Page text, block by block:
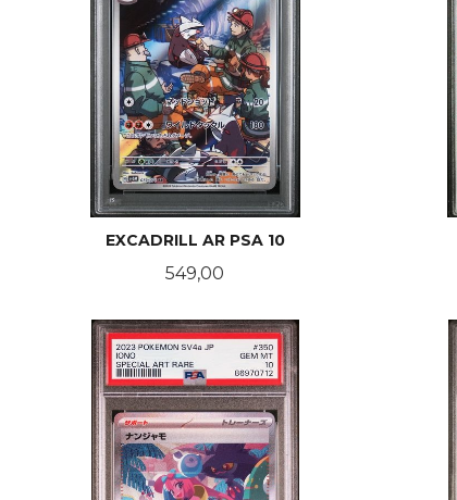
EXCADRILL AR PSA 10
Pris
549,00
KJØP